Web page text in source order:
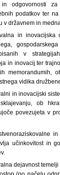
in odgovornosti
podatkov ter
državnem in
in
v
in inovacij ter
memorandumih,
vidika
in inovacijski
ob
povezujeta v
učinkovitost in
dejavnost temelji